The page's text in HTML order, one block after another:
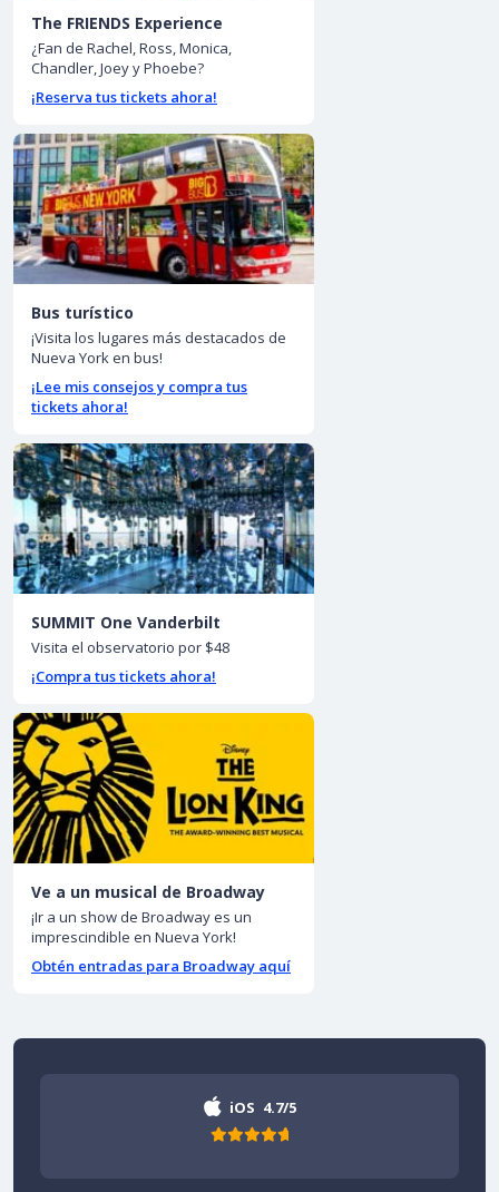
The FRIENDS Experience
¿Fan de Rachel, Ross, Monica,
Chandler, Joey y Phoebe?
¡Reserva tus tickets ahora!
Bus turístico
¡Visita los lugares más destacados de
Nueva York en bus!
¡Lee mis consejos y compra tus
tickets ahora!
SUMMIT One Vanderbilt
Visita el observatorio por $48
¡Compra tus tickets ahora!
Ve a un musical de Broadway
¡Ir a un show de Broadway es un
imprescindible en Nueva York!
Obtén entradas para Broadway aquí
iOS 4.7/5